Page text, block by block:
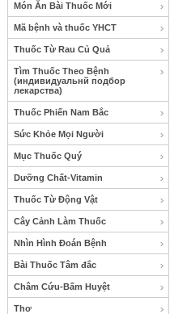
Món Ăn Bài Thuốc Mới
Mã bệnh và thuốc YHCT
Thuốc Từ Rau Củ Quả
Tìm Thuốc Theo Bệnh
(индивидуальнй подбор
лекарства)
Thuốc Phiến Nam Bắc
Sức Khỏe Mọi Người
Mục Thuốc Quý
Dưỡng Chất-Vitamin
Thuốc Từ Động Vật
Cây Cảnh Làm Thuốc
Nhìn Hình Đoán Bệnh
Bài Thuốc Tâm đắc
Châm Cứu-Bấm Huyệt
Thơ